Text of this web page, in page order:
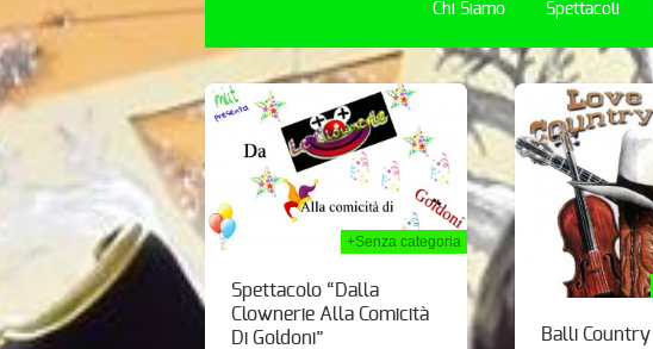
Chi Siamo Spettacoli
+Senza categoria
06th Giu 2014
Spettacolo “Dalla
Clownerie Alla Comicità
Di Goldoni”
02nd Giu 2014
Balli Country